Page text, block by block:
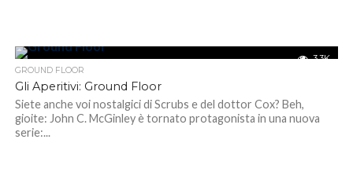
3.3K
GROUND FLOOR
Gli Aperitivi: Ground Floor
Siete anche voi nostalgici di Scrubs e del dottor Cox? Beh,
gioite: John C. McGinley è tornato protagonista in una nuova
serie:...